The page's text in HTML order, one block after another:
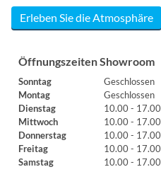
Erleben Sie die Atmosphäre
Öffnungszeiten Showroom
Sonntag
Geschlossen
Montag
Geschlossen
Dienstag
10.00 - 17.00
Mittwoch
10.00 - 17.00
Donnerstag
10.00 - 17.00
Freitag
10.00 - 17.00
Samstag
10.00 - 17.00